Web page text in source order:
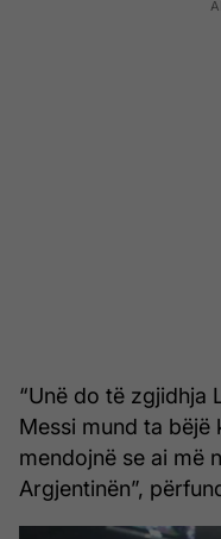
“Unë do të zgjidhja
Messi mund ta bëjë
mendojnë se ai më
Argjentinën”,